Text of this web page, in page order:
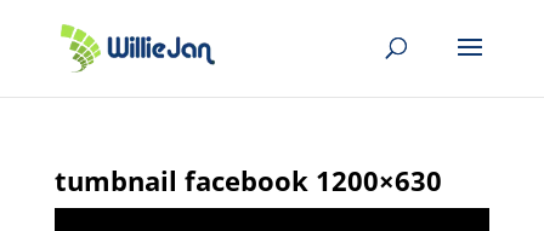
tumbnail facebook 1200×630